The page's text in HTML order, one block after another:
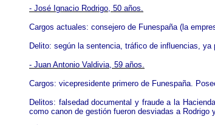
- José Ignacio Rodrigo, 50 años.
Cargos actuales: consejero de Funespaña (la
Delito: según la sentencia, tráfico de influencias,
- Juan Antonio Valdivia, 59 años.
Cargos: vicepresidente primero de Funespaña.
Delitos: falsedad documental y fraude a la
como canon de gestión fueron desviadas a